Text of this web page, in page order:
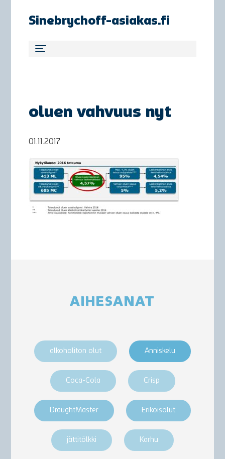
Sinebrychoff-asiakas.fi
oluen vahvuus nyt
01.11.2017
AIHESANAT
alkoholiton olut Anniskelu
Coca-Cola Crisp
DraughtMaster Erikoisolut
jättitölkki Karhu